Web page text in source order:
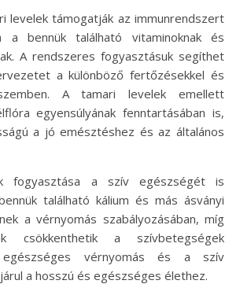
levelek támogatják az immunrendszert
a bennük található vitaminoknak és
A rendszeres fogyasztásuk segíthet
a különböző fertőzésekkel és
A tamari levelek emellett
egyensúlyának fenntartásában is,
a jó emésztéshez és az általános
fogyasztása a szív egészségét is
található kálium és más ásványi
a vérnyomás szabályozásában, míg
csökkenthetik a szívbetegségek
vérnyomás és a szív
a hosszú és egészséges élethez.